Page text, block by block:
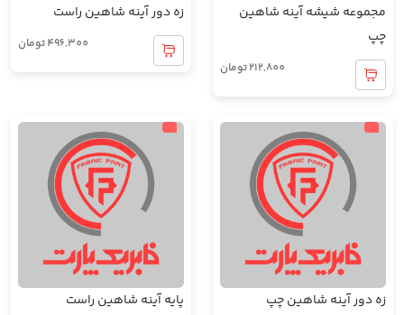
مجموعه شیشه آینه شاهین
چپ
212,800تومان
زه دور آینه شاهین راست
496,300تومان
زه دور آینه شاهین چپ پایه آینه شاهین راست